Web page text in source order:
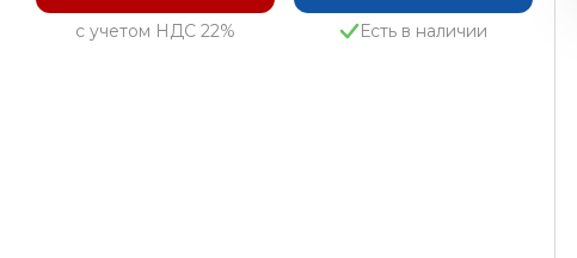
с учетом НДС 22% Есть в наличии